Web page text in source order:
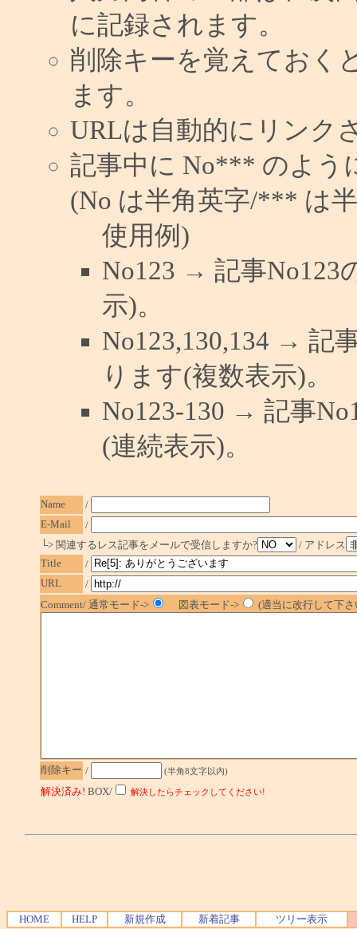
に記録されます。
削除キーを覚えておく
ます。
URLは自動的にリンク
記事中に No*** のよう
(No は半角英字/*** は
使用例)
No123 → 記事No123
示)。
No123,130,134 → 記
ります(複数表示)。
No123-130 → 記事
(連続表示)。
Name
/
E-Mail
/
└> 関連するレス記事をメールで受信しますか?
/ アドレス
Title
/
URL
/
Comment/ 通常モード->
図表モード-> (適当に改行して下
削除キー / (半角8文字以内)
解決済み! BOX/ 解決したらチェックしてください!
HOME HELP 新規作成 新着記事 ツリー表示